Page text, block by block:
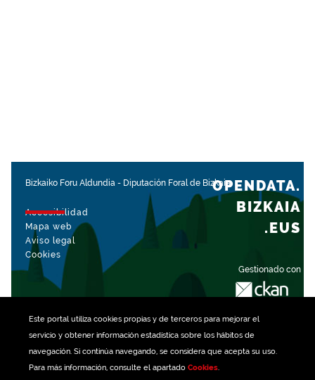
Este portal utiliza cookiespropias y de terceros para mejorar el
servicio y obtener información estadística sobre los hábitos de
navegación. Si continúa navegando, se considera que acepta su uso.
Para más información, consulte el apartado Cookies.
Bizkaiko Foru Aldundia - Diputación Foral de Bizkaia
Accesibilidad
Mapa web
Aviso legal
Cookies
Gestionado con
OPENDATA.
BIZKAIA
.EUS